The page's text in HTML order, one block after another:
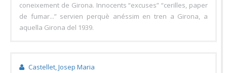
coneixement de Girona. Innocents “excuses” “cerilles, paper
de fumar...” servien perquè anéssim en tren a Girona, a
aquella Girona del 1939.
Castellet, Josep Maria